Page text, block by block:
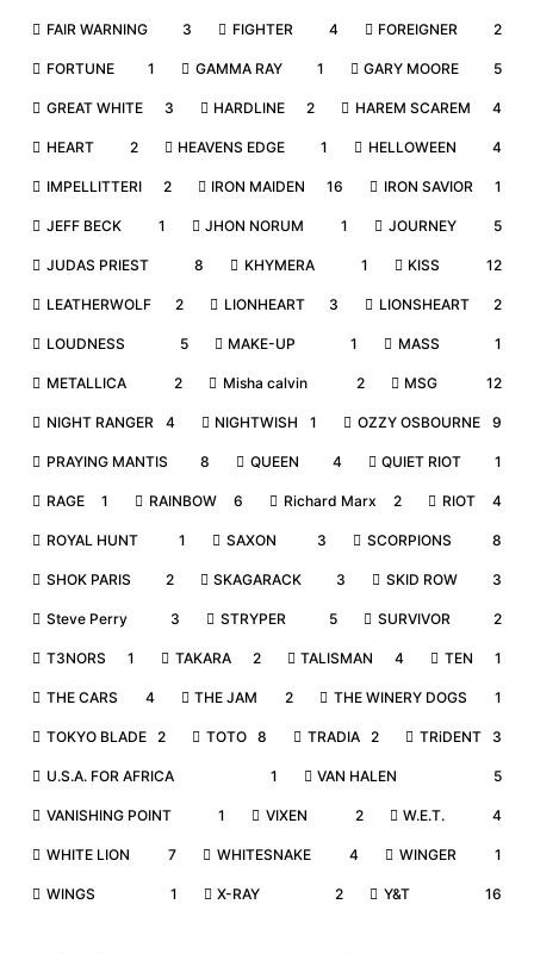
FAIR WARNING 3 FIGHTER 4 FOREIGNER 2
FORTUNE 1 GAMMA RAY 1 GARY MOORE 5
GREAT WHITE 3 HARDLINE 2 HAREM SCAREM 4
HEART 2 HEAVENS EDGE 1 HELLOWEEN 4
IMPELLITTERI 2 IRON MAIDEN 16 IRON SAVIOR 1
JEFF BECK 1 JHON NORUM 1 JOURNEY 5
JUDAS PRIEST 8 KHYMERA 1 KISS 12
LEATHERWOLF 2 LIONHEART 3 LIONSHEART 2
LOUDNESS 5 MAKE-UP 1 MASS 1
METALLICA 2 Misha calvin 2 MSG 12
NIGHT RANGER 4 NIGHTWISH 1 OZZY OSBOURNE 9
PRAYING MANTIS 8 QUEEN 4 QUIET RIOT 1
RAGE 1 RAINBOW 6 Richard Marx 2 RIOT 4
ROYAL HUNT 1 SAXON 3 SCORPIONS 8
SHOK PARIS 2 SKAGARACK 3 SKID ROW 3
Steve Perry 3 STRYPER 5 SURVIVOR 2
T3NORS 1 TAKARA 2 TALISMAN 4 TEN 1
THE CARS 4 THE JAM 2 THE WINERY DOGS 1
TOKYO BLADE 2 TOTO 8 TRADIA 2 TRiDENT 3
U.S.A. FOR AFRICA 1 VAN HALEN 5
VANISHING POINT 1 VIXEN 2 W.E.T. 4
WHITE LION 7 WHITESNAKE 4 WINGER 1
WINGS 1 X-RAY 2 Y&T 16